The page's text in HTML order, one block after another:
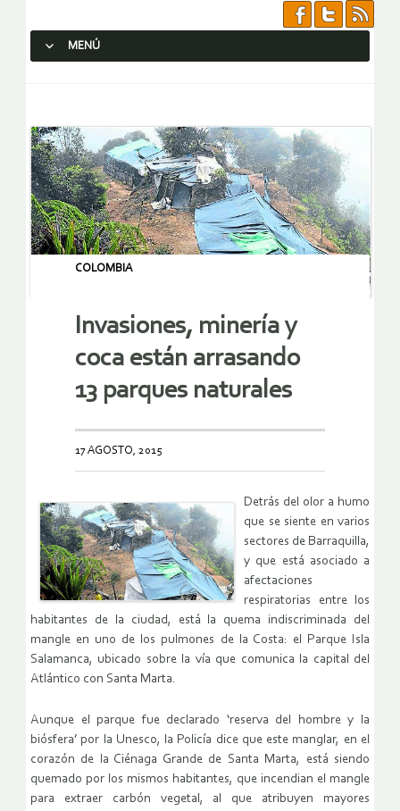
MENÚ
COLOMBIA
Invasiones, minería y
coca están arrasando
13 parques naturales
17 AGOSTO, 2015
Detrás del olor a humo
que se siente en varios
sectores de Barraquilla,
y que está asociado a
afectaciones
respiratorias entre los
habitantes de la ciudad, está la quema indiscriminada del
mangle en uno de los pulmones de la Costa: el Parque Isla
Salamanca, ubicado sobre la vía que comunica la capital del
Atlántico con Santa Marta.
Aunque el parque fue declarado ‘reserva del hombre y la
biósfera’ por la Unesco, la Policía dice que este manglar, en el
corazón de la Ciénaga Grande de Santa Marta, está siendo
quemado por los mismos habitantes, que incendian el mangle
para extraer carbón vegetal, al que atribuyen mayores